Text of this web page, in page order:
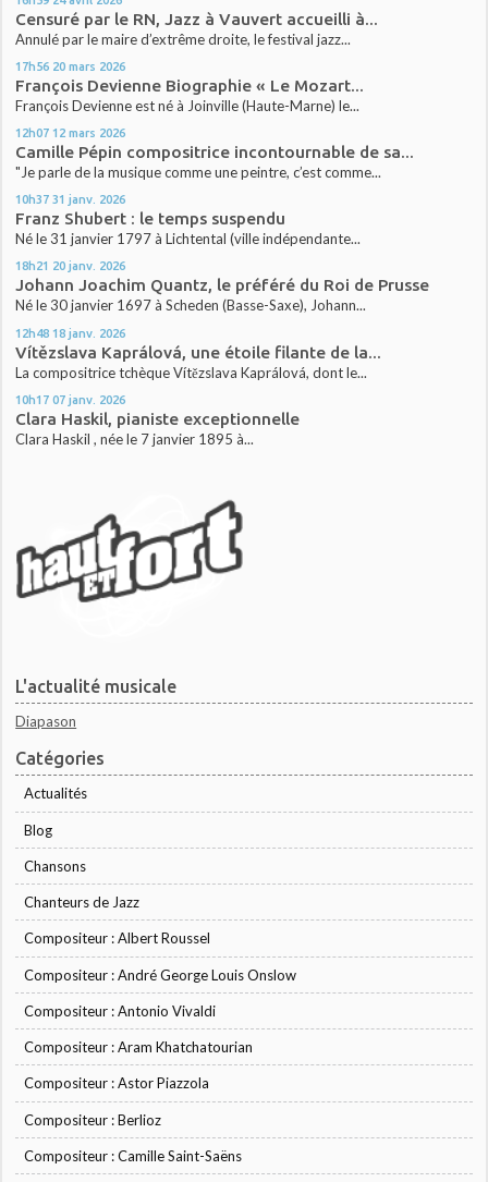
Censuré par le RN, Jazz à Vauvert accueilli à...
Annulé par le maire d’extrême droite, le festival jazz...
17h56 20 mars 2026
François Devienne Biographie « Le Mozart...
François Devienne est né à Joinville (Haute-Marne) le...
12h07 12 mars 2026
Camille Pépin compositrice incontournable de sa...
"Je parle de la musique comme une peintre, c’est comme...
10h37 31 janv. 2026
Franz Shubert : le temps suspendu
Né le 31 janvier 1797 à Lichtental (ville indépendante...
18h21 20 janv. 2026
Johann Joachim Quantz, le préféré du Roi de Prusse
Né le 30 janvier 1697 à Scheden (Basse-Saxe), Johann...
12h48 18 janv. 2026
Vítězslava Kaprálová, une étoile filante de la...
La compositrice tchèque Vítězslava Kaprálová, dont le...
10h17 07 janv. 2026
Clara Haskil, pianiste exceptionnelle
Clara Haskil , née le 7 janvier 1895 à...
L'actualité musicale
Diapason
Catégories
Actualités
Blog
Chansons
Chanteurs de Jazz
Compositeur : Albert Roussel
Compositeur : André George Louis Onslow
Compositeur : Antonio Vivaldi
Compositeur : Aram Khatchatourian
Compositeur : Astor Piazzola
Compositeur : Berlioz
Compositeur : Camille Saint-Saëns